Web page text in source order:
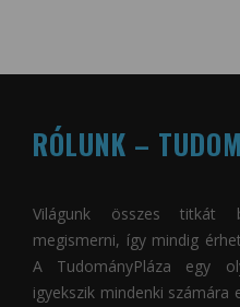
RÓLUNK –
Világunk összes titkát
megismerni, így mindig
A TudományPláza egy
igyekszik mindenki számára